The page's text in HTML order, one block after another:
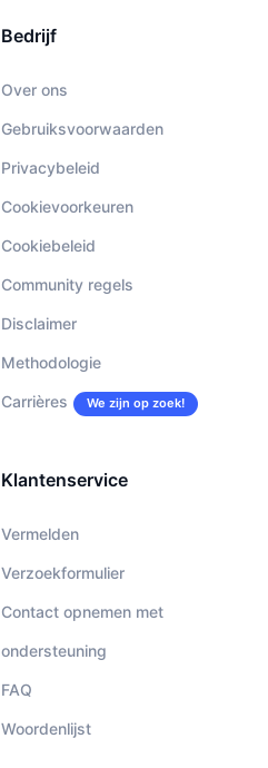
Bedrijf
Over ons
Gebruiksvoorwaarden
Privacybeleid
Cookievoorkeuren
Cookiebeleid
Community regels
Disclaimer
Methodologie
Carrières We zijn op zoek!
Klantenservice
Vermelden
Verzoekformulier
Contact opnemen met
ondersteuning
FAQ
Woordenlijst